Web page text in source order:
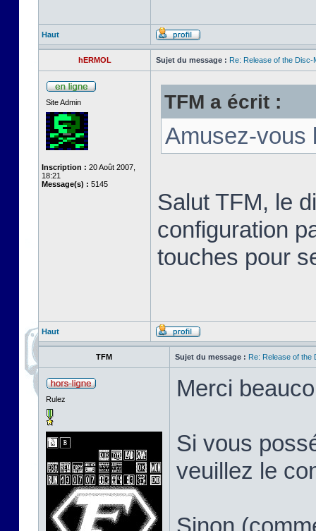
Haut
hERMOL Sujet du message : Re: Release of the
Site Admin
Inscription : 20 Août 2007,
18:21
Message(s) : 5145
TFM a écrit :
Amusez-vous
Salut TFM, le
configuration
touches pour
Haut
TFM Sujet du message : Re: Release of the
Rulez Merci
Si vous
veuillez le
Sinon